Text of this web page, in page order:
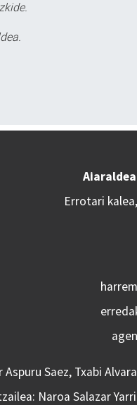
Errotari
Saez, Txabi
Naroa Salazar